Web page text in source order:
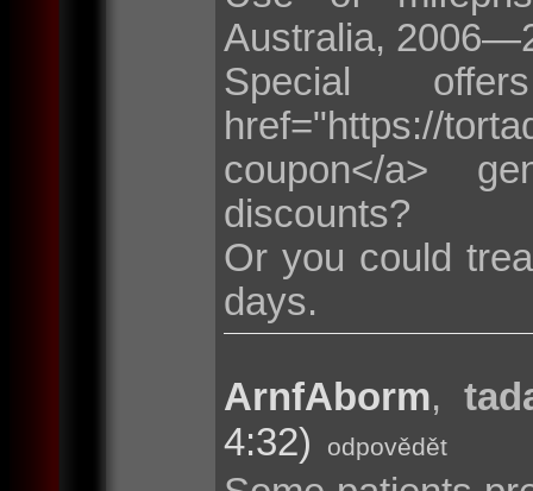
Australia,
Special
href="https://
coupon</a>
discounts?
Or you could
days.
ArnfAborm,
4:32)
odpovědět